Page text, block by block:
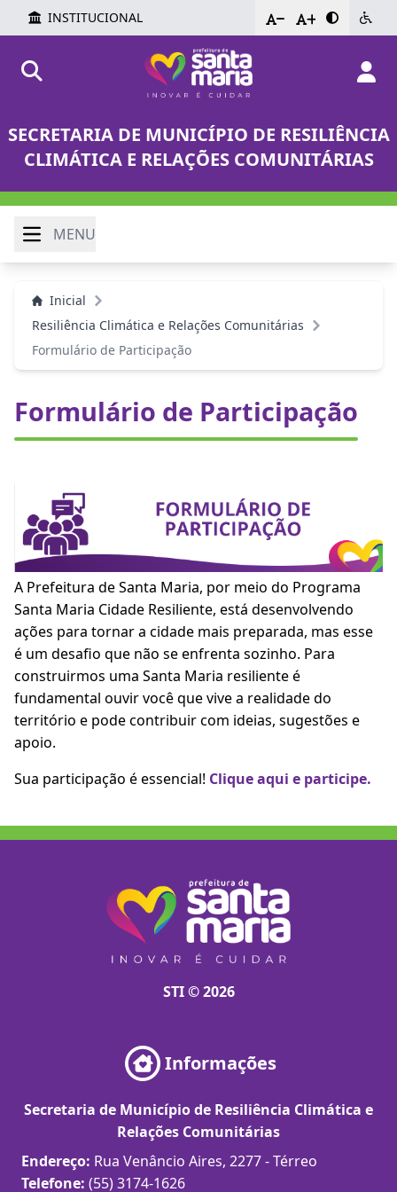
INSTITUCIONAL - +
SECRETARIA DE MUNICÍPIO DE RESILIÊNCIA
CLIMÁTICA E RELAÇÕES COMUNITÁRIAS
MENU
Inicial
Resiliência Climática e Relações Comunitárias
Formulário de Participação
Formulário de Participação
A Prefeitura de Santa Maria, por meio do Programa
Santa Maria Cidade Resiliente, está desenvolvendo
ações para tornar a cidade mais preparada, mas esse
é um desafio que não se enfrenta sozinho. Para
construirmos uma Santa Maria resiliente é
fundamental ouvir você que vive a realidade do
território e pode contribuir com ideias, sugestões e
apoio.
Sua participação é essencial! Clique aqui e participe.
STI © 2026
Informações
Secretaria de Município de Resiliência Climática e
Relações Comunitárias
Endereço: Rua Venâncio Aires, 2277 - Térreo
Telefone: (55) 3174-1626